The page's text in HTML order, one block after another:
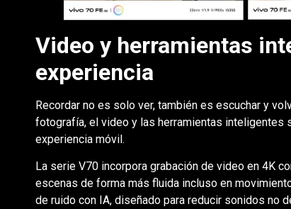
Video y herramientas
experiencia
Recordar no es solo ver, también es escuchar y
fotografía, el video y las herramientas inteligentes
experiencia móvil.
La serie V70 incorpora grabación de video en 4K
escenas de forma más fluida incluso en
de ruido con IA, diseñado para reducir sonidos no